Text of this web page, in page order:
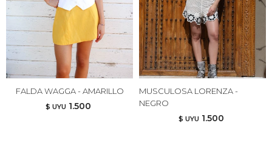
FALDA WAGGA - AMARILLO
$ UYU 1.500
MUSCULOSA LORENZA -
NEGRO
$ UYU 1.500